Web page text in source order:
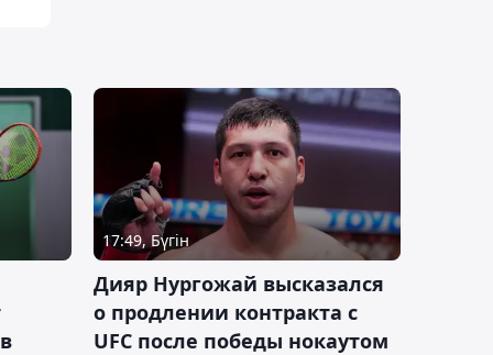
17:49, Бүгін
Дияр Нургожай высказался
о продлении контракта с
UFC после победы нокаутом